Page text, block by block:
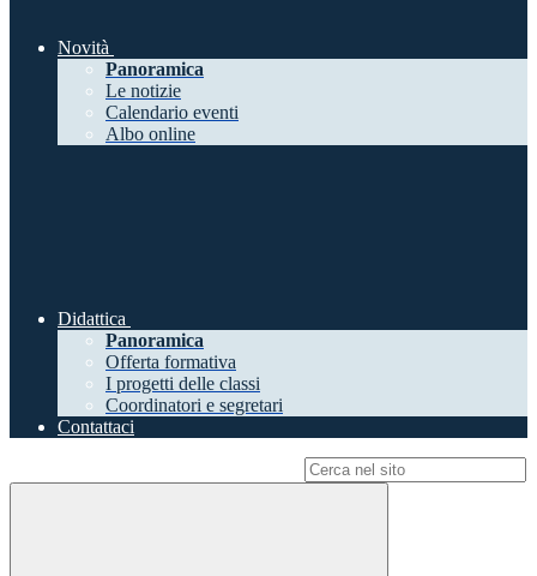
Novità
Panoramica
Le notizie
Calendario eventi
Albo online
Didattica
Panoramica
Offerta formativa
I progetti delle classi
Coordinatori e segretari
Contattaci